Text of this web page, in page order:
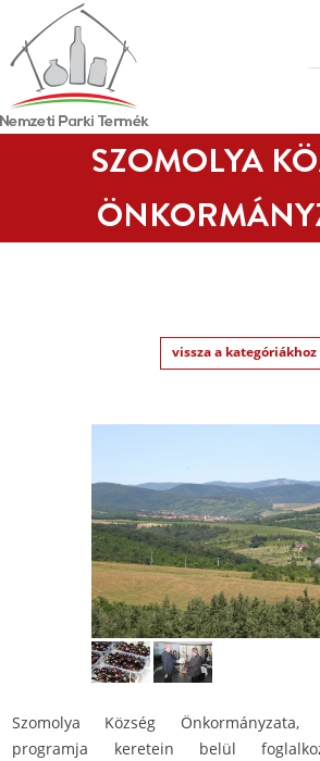
SZOMOLYA
vissza a kategóriákhoz
Szomolya Község
programja keretein belül